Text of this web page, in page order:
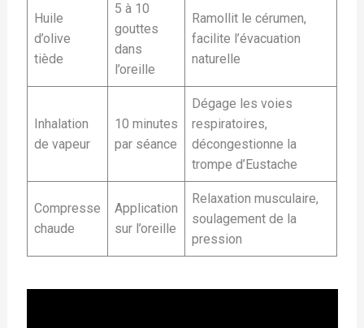
Huile
d’olive
tiède
5 à 10
gouttes
dans
l’oreille
Ramollit le cérumen,
facilite l’évacuation
naturelle
Inhalation
de vapeur
10 minutes
par séance
Dégage les voies
respiratoires,
décongestionne la
trompe d’Eustache
Compresse
chaude
Application
sur l’oreille
Relaxation musculaire,
soulagement de la
pression